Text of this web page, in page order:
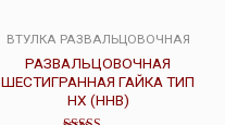
ВТУЛКА РАЗВАЛЬЦОВОЧНАЯ
РАЗВАЛЬЦОВОЧНАЯ
ШЕСТИГРАННАЯ ГАЙКА ТИП
HX (HHB)